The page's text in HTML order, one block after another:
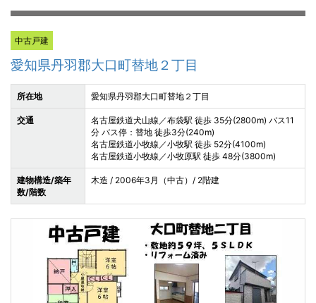
中古戸建
愛知県丹羽郡大口町替地２丁目
所在地 愛知県丹羽郡大口町替地２丁目
交通
名古屋鉄道犬山線／布袋駅 徒歩 35分(2800m) バス11
分 バス停：替地 徒歩3分(240m)
名古屋鉄道小牧線／小牧駅 徒歩 52分(4100m)
名古屋鉄道小牧線／小牧原駅 徒歩 48分(3800m)
建物構造/築年
数/階数
木造 / 2006年3月（中古）/ 2階建